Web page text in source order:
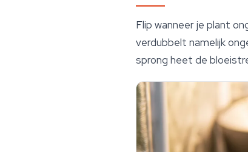
Flip wanneer je plant
verdubbelt namelijk
sprong heet de